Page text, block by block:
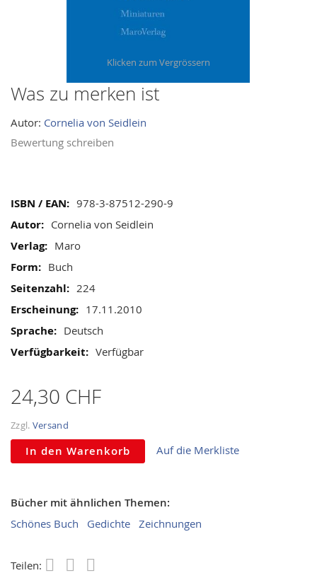
Was zu merken ist
Autor: Cornelia von Seidlein
Bewertung schreiben
Mehr
Informationen
978-3-87512-290-9
Cornelia von Seidlein
Maro
Buch
224
17.11.2010
Deutsch
Verfügbar
24,30 CHF
Zzgl. Versand
In den Warenkorb Auf die Merkliste
Bücher mit ähnlichen Themen:
Schönes Buch Gedichte Zeichnungen
Teilen:
Skip
the
beginning
gallery